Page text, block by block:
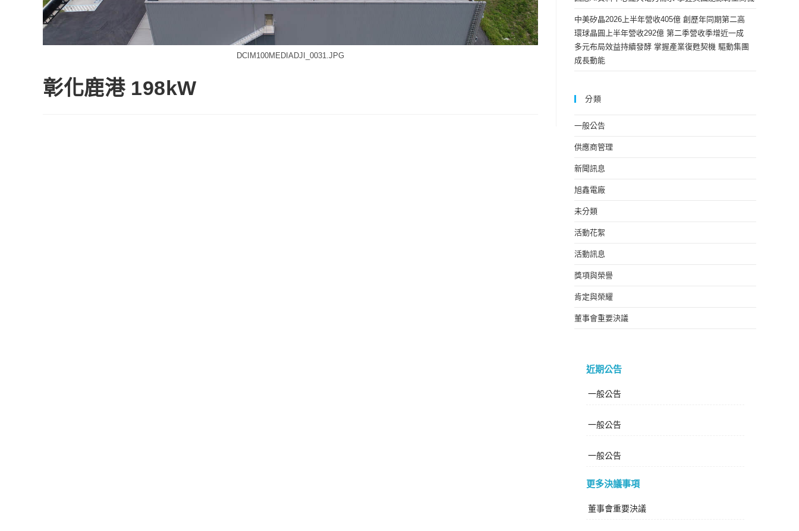
DCIM100MEDIADJI_0031.JPG
彰化鹿港 198kW
中美矽晶2026上半年營收405億 創歷年同期第二高
環球晶圓上半年營收292億 第二季營收季增近一成
多元布局效益持續發酵 掌握產業復甦契機 驅動集團
成長動能
分類
一般公告
供應商管理
新聞訊息
旭鑫電廠
未分類
活動花絮
活動訊息
獎項與榮譽
肯定與榮耀
董事會重要決議
近期公告
一般公告
一般公告
一般公告
更多決議事項
董事會重要決議